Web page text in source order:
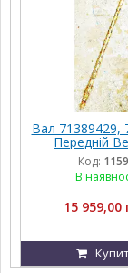
Вал 71389429,
Передній
Приводу
Massey
Код:
В
15 959,00